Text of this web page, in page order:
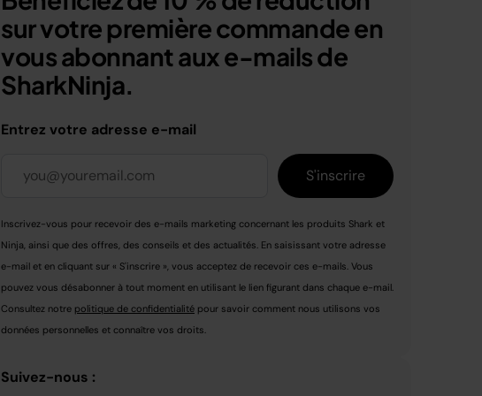
sur votre première commande en
vous abonnant aux e-mails de
SharkNinja.
Entrez votre adresse e-mail
S'inscrire
Inscrivez-vous pour recevoir des e-mails marketing concernant les produits Shark et
Ninja, ainsi que des offres, des conseils et des actualités. En saisissant votre adresse
e-mail et en cliquant sur « S'inscrire », vous acceptez de recevoir ces e-mails. Vous
pouvez vous désabonner à tout moment en utilisant le lien figurant dans chaque e-mail.
Consultez notre politique de confidentialité pour savoir comment nous utilisons vos
données personnelles et connaître vos droits.
Suivez-nous :